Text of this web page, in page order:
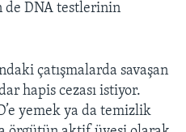
de DNA testlerinin
çatışmalarda savaşan
hapis cezası istiyor.
yemek ya da temizlik